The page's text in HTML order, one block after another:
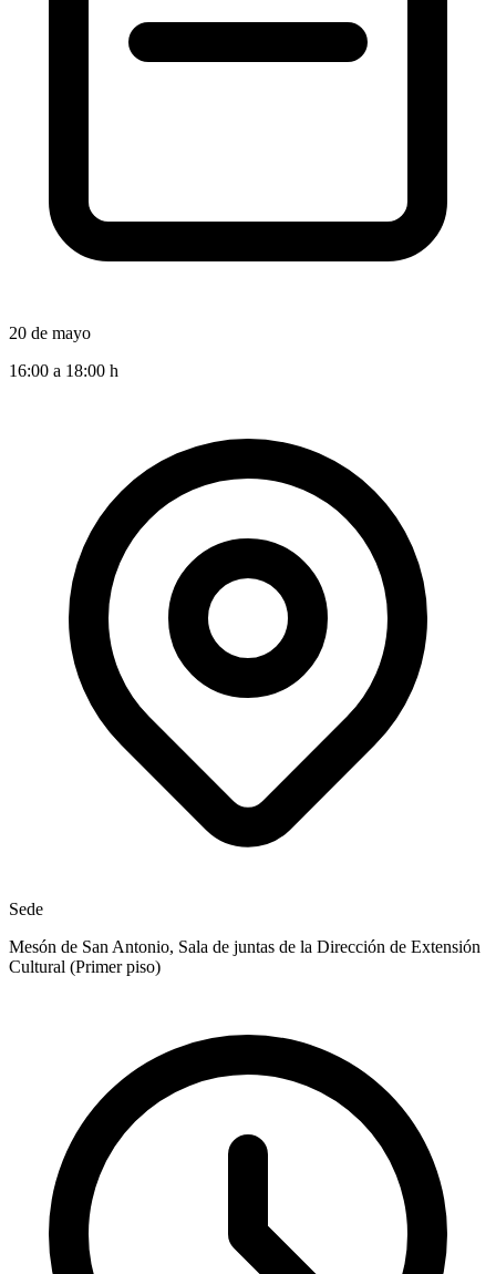
20 de mayo
16:00 a 18:00 h
Sede
Mesón de San Antonio, Sala de juntas de la Dirección de Extensión
Cultural (Primer piso)